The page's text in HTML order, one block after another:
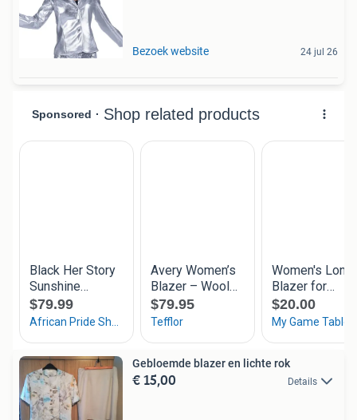
Bezoek website 24 jul 26
Gebloemde blazer en lichte rok
€ 15,00 Details